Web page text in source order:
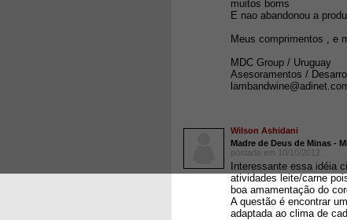
muitos boms
E nao abandonou a
Meus comprimentos , e
MDC Group / Uruguay
Asesoramentos /
Wilson Ashidani
Madre de Deus de Minas -
postado em 10/10/2012
Interessante essa idéia
atividades leite/carne
boa amamentação do
A questão é encontrar
adaptada ao clima de